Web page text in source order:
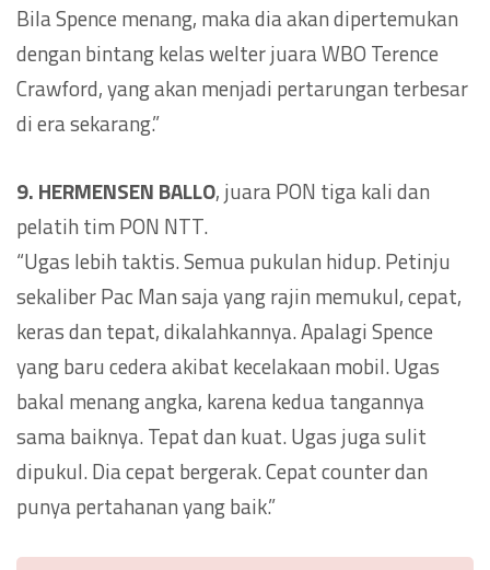
Bila Spence menang, maka dia akan dipertemukan
dengan bintang kelas welter juara WBO Terence
Crawford, yang akan menjadi pertarungan terbesar
di era sekarang.”
9. HERMENSEN BALLO, juara PON tiga kali dan
pelatih tim PON NTT.
“Ugas lebih taktis. Semua pukulan hidup. Petinju
sekaliber Pac Man saja yang rajin memukul, cepat,
keras dan tepat, dikalahkannya. Apalagi Spence
yang baru cedera akibat kecelakaan mobil. Ugas
bakal menang angka, karena kedua tangannya
sama baiknya. Tepat dan kuat. Ugas juga sulit
dipukul. Dia cepat bergerak. Cepat counter dan
punya pertahanan yang baik.”